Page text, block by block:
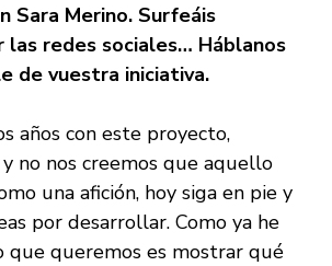
Sara Merino. Surfeáis
redes sociales… Háblanos
de vuestra iniciativa.
años con este proyecto,
no nos creemos que aquello
una afición, hoy siga en pie y
por desarrollar. Como ya he
que queremos es mostrar qué